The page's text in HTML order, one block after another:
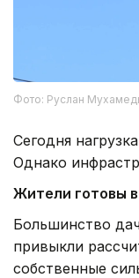
Фото: Руслан
Сегодня
Однако
Жители готовы
Большинство
привыкли
собственные